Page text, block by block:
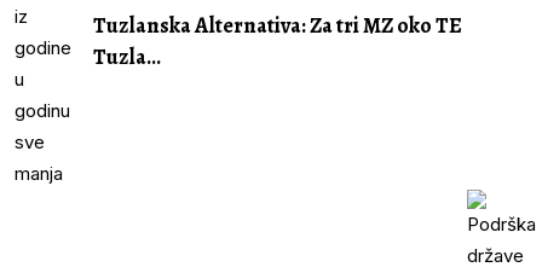
Tuzlanska Alternativa: Za tri MZ oko TE
Tuzla...